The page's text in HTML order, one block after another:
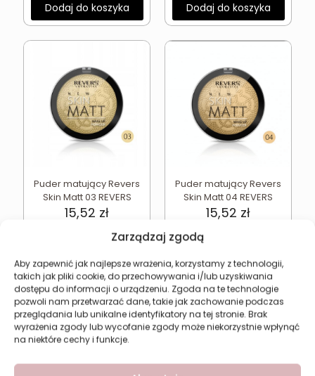
Zarządzaj zgodą
Aby zapewnić jak najlepsze wrażenia, korzystamy z technologii,
takich jak pliki cookie, do przechowywania i/lub uzyskiwania
dostępu do informacji o urządzeniu. Zgoda na te technologie
pozwoli nam przetwarzać dane, takie jak zachowanie podczas
przeglądania lub unikalne identyfikatory na tej stronie. Brak
wyrażenia zgody lub wycofanie zgody może niekorzystnie wpłynąć
na niektóre cechy i funkcje.
Dodaj do koszyka Dodaj do koszyka
Puder matujący Revers
Skin Matt 03 REVERS
15,52 zł
Dodaj do koszyka
Puder matujący Revers
Skin Matt 04 REVERS
15,52 zł
Dodaj do koszyka